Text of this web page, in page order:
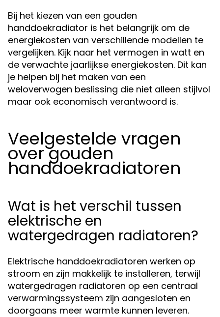
Bij het kiezen van een gouden
handdoekradiator is het belangrijk om de
energiekosten van verschillende modellen te
vergelijken. Kijk naar het vermogen in watt en
de verwachte jaarlijkse energiekosten. Dit kan
je helpen bij het maken van een
weloverwogen beslissing die niet alleen stijlvol
maar ook economisch verantwoord is.
Veelgestelde vragen
over gouden
handdoekradiatoren
Wat is het verschil tussen
elektrische en
watergedragen radiatoren?
Elektrische handdoekradiatoren werken op
stroom en zijn makkelijk te installeren, terwijl
watergedragen radiatoren op een centraal
verwarmingssysteem zijn aangesloten en
doorgaans meer warmte kunnen leveren.